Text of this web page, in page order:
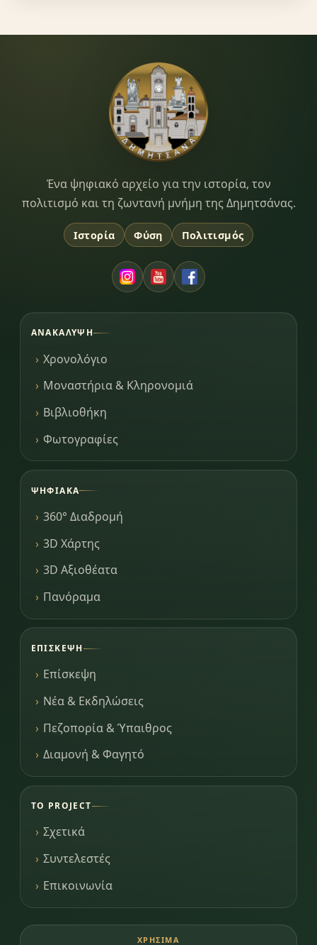
Dimitsana.gr
Ένα ψηφιακό αρχείο για την ιστορία, τον
πολιτισμό και τη ζωντανή μνήμη της Δημητσάνας.
Ιστορία Φύση Πολιτισμός
ΑΝΑΚΆΛΥΨΗ
Χρονολόγιο
Μοναστήρια & Κληρονομιά
Βιβλιοθήκη
Φωτογραφίες
ΨΗΦΙΑΚΆ
360° Διαδρομή
3D Χάρτης
3D Αξιοθέατα
Πανόραμα
ΕΠΊΣΚΕΨΗ
Επίσκεψη
Νέα & Εκδηλώσεις
Πεζοπορία & Ύπαιθρος
Διαμονή & Φαγητό
ΤΟ PROJECT
Σχετικά
Συντελεστές
Επικοινωνία
ΧΡΉΣΙΜΑ